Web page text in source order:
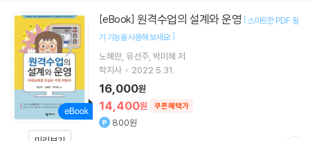
[eBook] 원격수업의 설계와 운영 [스마트한 PDF 필
기 기능을 사용해 보세요!]
노혜란 유선주 박미혜 저
학지사
2022.5.31.
14,400원 쿠폰혜택가
16,000원
800원